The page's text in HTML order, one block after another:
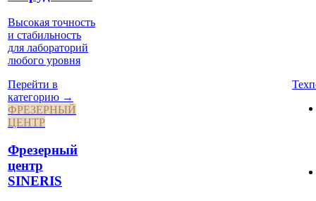
Высокая точность
и стабильность
для лабораторий
любого уровня
Перейти в
категорию →
ФРЕЗЕРНЫЙ
ЦЕНТР
Фрезерный
центр
SINERIS